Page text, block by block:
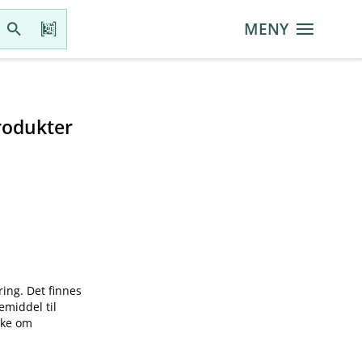
MENY
Det finnes
til
om